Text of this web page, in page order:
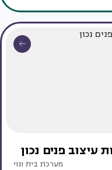
עיצוב פנים נכון
מערכת בית ונוי